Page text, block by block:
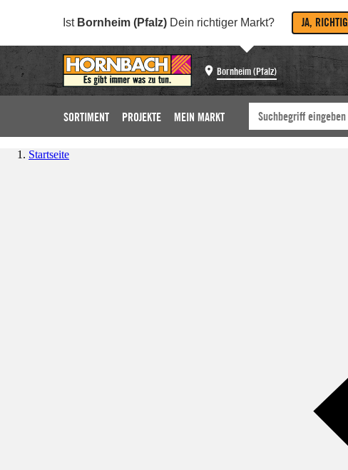
Ist Bornheim (Pfalz) Dein richtiger Markt? JA, RICHTIG
Bornheim (Pfalz)
SORTIMENT PROJEKTE MEIN MARKT
Startseite